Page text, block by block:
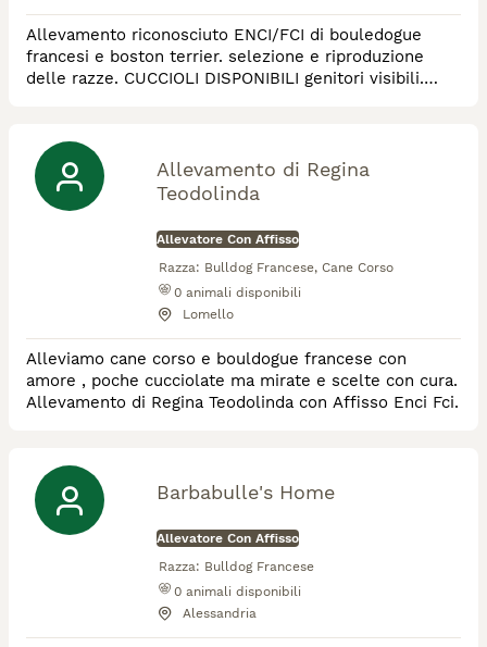
Allevamento riconosciuto ENCI/FCI di bouledogue
francesi e boston terrier. selezione e riproduzione
delle razze. CUCCIOLI DISPONIBILI genitori visibili.
Allevamento di Regina
Teodolinda
Allevatore Con Affisso
Razza: Bulldog Francese, Cane Corso
0 animali disponibili
Lomello
Alleviamo cane corso e bouldogue francese con
amore , poche cucciolate ma mirate e scelte con cura.
Allevamento di Regina Teodolinda con Affisso Enci Fci.
Barbabulle's Home
Allevatore Con Affisso
Razza: Bulldog Francese
0 animali disponibili
Alessandria